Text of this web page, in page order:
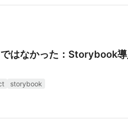
はなかった：Storybook
storybook